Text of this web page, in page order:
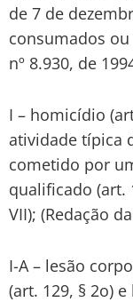
de 7 de
consumados ou
nº 8.930, de
I – homicídio
atividade típica
cometido por
qualificado (art.
VII); (Redação
I-A – lesão
(art. 129, § 2o)